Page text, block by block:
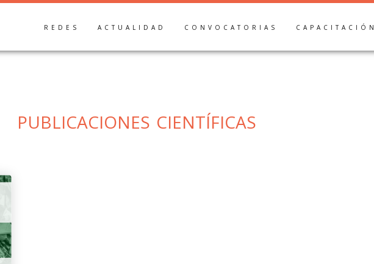
REDES ACTUALIDAD CONVOCATORIAS CAPACITACIÓN
publicaciones científicas